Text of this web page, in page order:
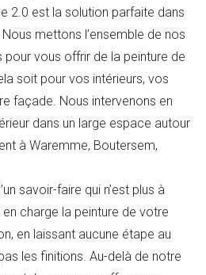
2.0 est la solution parfaite dans
mettons l’ensemble de nos
vous offrir de la peinture de
soit pour vos intérieurs, vos
façade. Nous intervenons en
dans un large espace autour
à Waremme, Boutersem,
savoir-faire qui n’est plus à
charge la peinture de votre
en laissant aucune étape au
les finitions. Au-delà de notre